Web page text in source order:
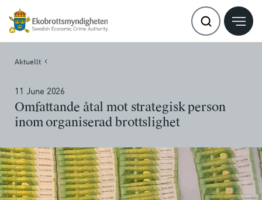
Aktuellt
11 June 2026
Omfattande åtal mot strategisk person
inom organiserad brottslighet